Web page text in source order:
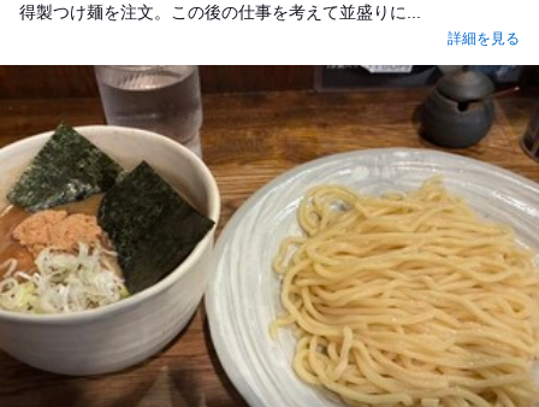
得製つけ麺を注文。この後の仕事を考えて並盛りに...
詳細を見る